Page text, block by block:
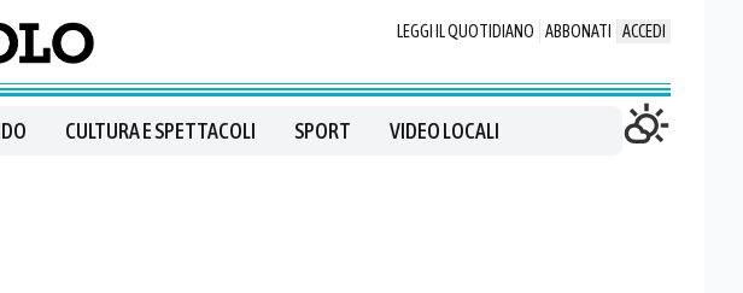
LEGGI IL QUOTIDIANO ABBONATI ACCEDI
CULTURA E SPETTACOLI SPORT VIDEO LOCALI